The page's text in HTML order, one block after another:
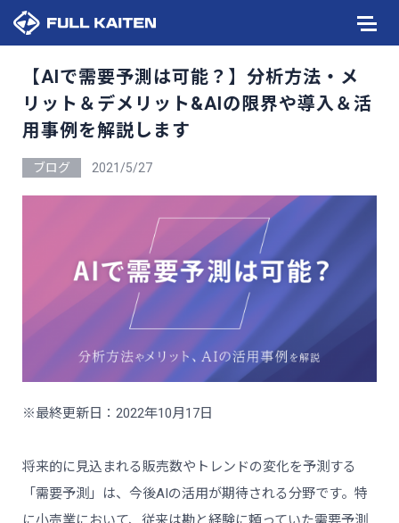
【AIで需要予測は可能？】分析方法・メ
リット＆デメリット&AIの限界や導入＆活
用事例を解説します
ブログ 2021/5/27
※最終更新日：2022年10月17日
将来的に見込まれる販売数やトレンドの変化を予測する
「需要予測」は、今後AIの活用が期待される分野です。特